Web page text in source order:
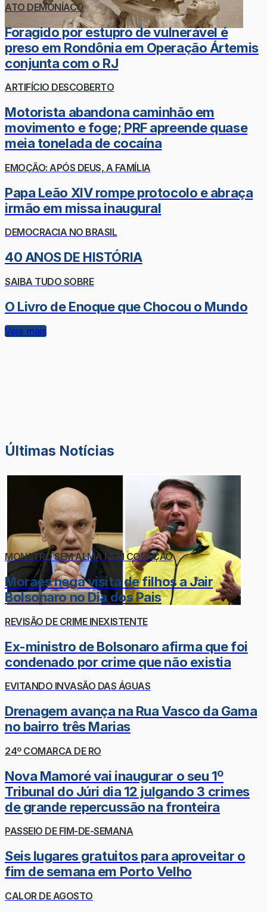
ATO DEMONÍACO
Foragido por estupro de vulnerável é
preso em Rondônia em Operação Ártemis
conjunta com o RJ
ARTIFÍCIO DESCOBERTO
Motorista abandona caminhão em
movimento e foge; PRF apreende quase
meia tonelada de cocaína
EMOÇÃO: APÓS DEUS, A FAMÍLIA
Papa Leão XIV rompe protocolo e abraça
irmão em missa inaugural
DEMOCRACIA NO BRASIL
40 ANOS DE HISTÓRIA
SAIBA TUDO SOBRE
O Livro de Enoque que Chocou o Mundo
Veja mais
Últimas Notícias
MONSTRO SEM ALMA NEM CORAÇÃO
Moraes nega visita de filhos a Jair
Bolsonaro no Dia dos Pais
REVISÃO DE CRIME INEXISTENTE
Ex-ministro de Bolsonaro afirma que foi
condenado por crime que não existia
EVITANDO INVASÃO DAS ÁGUAS
Drenagem avança na Rua Vasco da Gama
no bairro três Marias
24º COMARCA DE RO
Nova Mamoré vai inaugurar o seu 1º
Tribunal do Júri dia 12 julgando 3 crimes
de grande repercussão na fronteira
PASSEIO DE FIM-DE-SEMANA
Seis lugares gratuitos para aproveitar o
fim de semana em Porto Velho
CALOR DE AGOSTO